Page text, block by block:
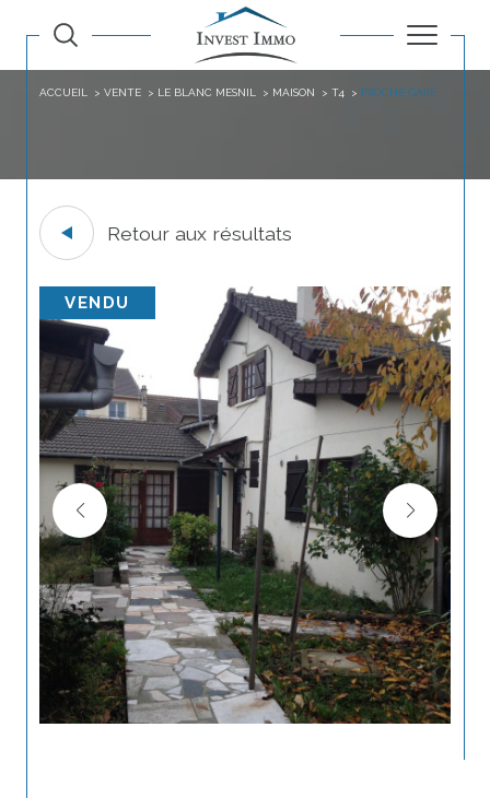
ACCUEIL VENTE LE BLANC MESNIL MAISON T4 PROCHE GARE
Retour aux résultats
VENDU